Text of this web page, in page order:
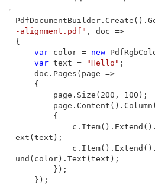
PdfDocumentBuilder. Create ().
-alignment.pdf" , doc =>
{
var
color = new
var text = "Hello" ;
doc . Pages ( page =>
{
page . Size ( 200 , 100 );
page . Content (). Column (
{
c . Item(). Extend ().
ext ( text );
c . Item(). Extend ().
und ( color). Text ( text );
});
});